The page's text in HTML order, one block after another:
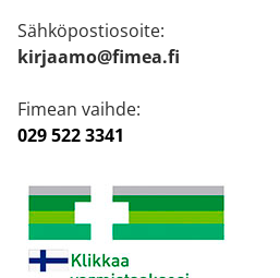
Sähköpostiosoite:
kirjaamo@fimea.fi
Fimean vaihde:
029 522 3341